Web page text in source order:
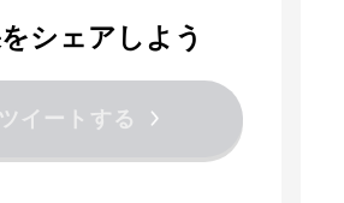
シェアしよう
ツイートする